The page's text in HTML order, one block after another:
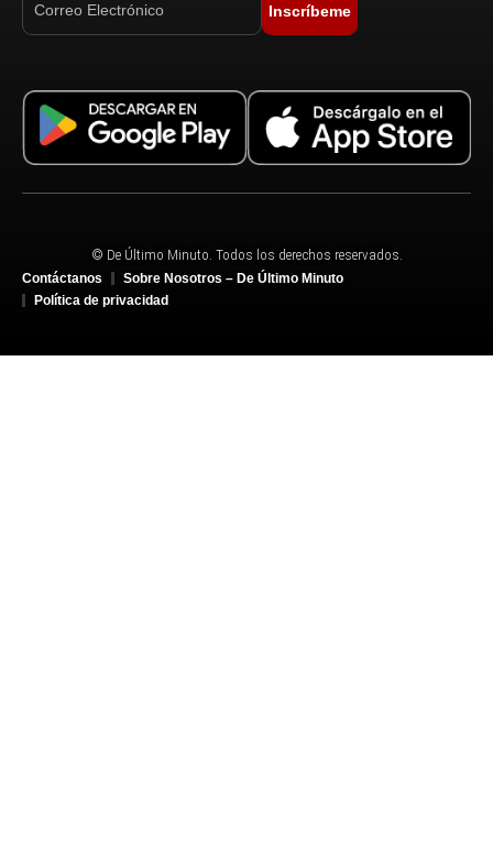
Inscríbeme
© De Último Minuto. Todos los derechos reservados.
Contáctanos
Sobre Nosotros – De Último Minuto
Política de privacidad